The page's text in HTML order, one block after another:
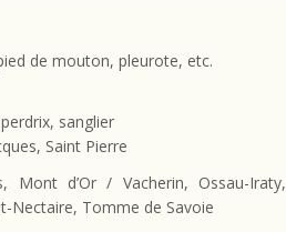
de mouton, pleurote, etc.
sanglier
Saint Pierre
d’Or / Vacherin, Ossau-Iraty,
Nectaire, Tomme de Savoie